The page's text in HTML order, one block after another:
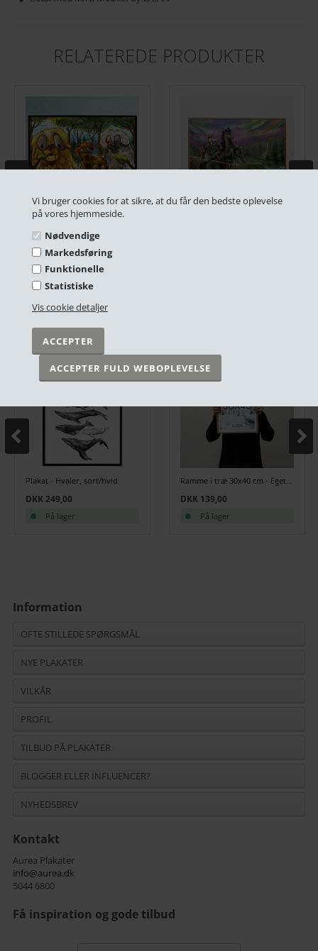
Vi bruger cookies for at sikre, at du får den bedste oplevelse
på vores hjemmeside.
Nødvendige
Markedsføring
Funktionelle
Statistiske
Vis cookie detaljer
RELATEREDE PRODUKTER
Eventyr plakat - Fyrtøjet
DKK 249,00
På lager
ANDRE HAR OGSÅ KØBT
Plakat - Hvaler, sort/hvid
DKK 249,00
På lager
Ramme i træ 30x40 cm - Egetræ
DKK 139,00
På lager
Information
OFTE STILLEDE SPØRGSMÅL
NYE PLAKATER
VILKÅR
PROFIL
TILBUD PÅ PLAKATER
BLOGGER ELLER INFLUENCER?
NYHEDSBREV
Kontakt
Aurea Plakater
info@aurea.dk
5044 6800
Få inspiration og gode tilbud